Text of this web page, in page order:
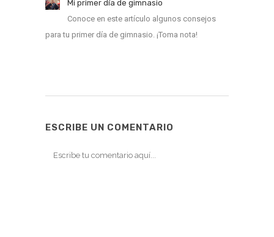
Mi primer día de gimnasio
Conoce en este artículo algunos consejos
para tu primer día de gimnasio. ¡Toma nota!
ESCRIBE UN COMENTARIO